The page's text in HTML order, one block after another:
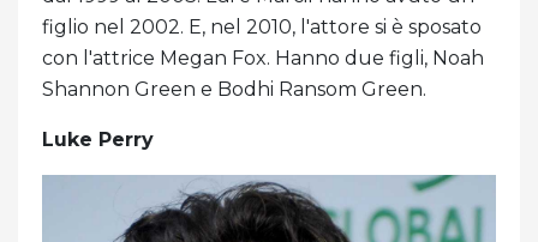
figlio nel 2002. E, nel 2010, l'attore si è sposato
con l'attrice Megan Fox. Hanno due figli, Noah
Shannon Green e Bodhi Ransom Green.
Luke Perry